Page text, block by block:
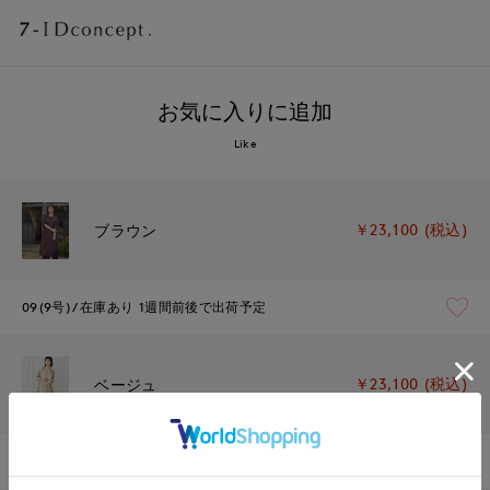
お気に入りに追加
Like
ブラウン ￥23,100 (税込)
09(9号) 在庫あり 1週間前後で出荷予定
ベージュ ￥23,100 (税込)